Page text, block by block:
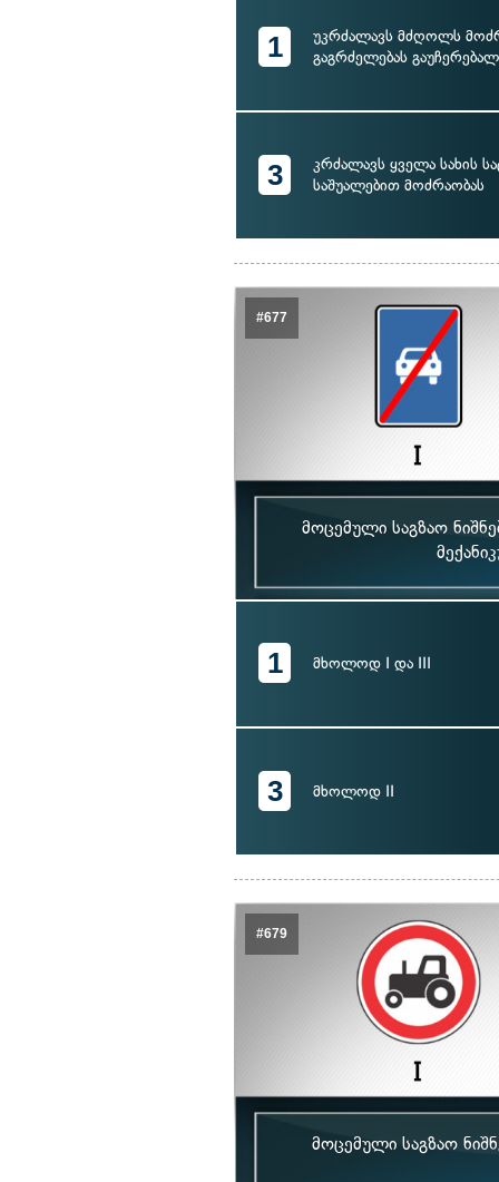
1
უკრძალავს მძღოლს
გაგრძელებას
3
კრძალავს ყველა სახის
საშუალებით მოძრაობას
#677
მოცემული საგზაო
1 მხოლოდ I და III
3 მხოლოდ II
#679
მოცემული საგზაო